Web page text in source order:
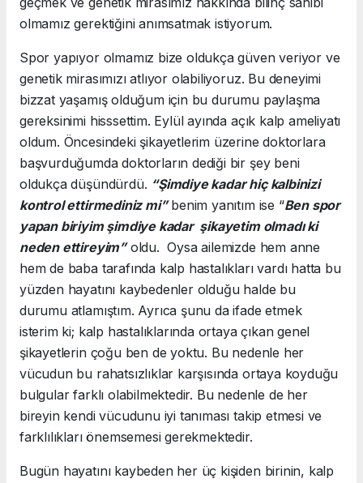
olmamız gerektiğini anımsatmak istiyorum.
Spor yapıyor olmamız bize oldukça güven veriyor ve
genetik mirasımızı atlıyor olabiliyoruz. Bu deneyimi
bizzat yaşamış olduğum için bu durumu paylaşma
gereksinimi hisssettim. Eylül ayında açık kalp ameliyatı
oldum. Öncesindeki şikayetlerim üzerine doktorlara
başvurduğumda doktorların dediği bir şey beni
oldukça düşündürdü. “Şimdiye kadar hiç kalbinizi
kontrol ettirmediniz mi”benim yanıtım ise “Ben spor
yapan biriyim şimdiye kadar şikayetim olmadı ki
neden ettireyim”oldu. Oysa ailemizde hem anne
hem de baba tarafında kalp hastalıkları vardı hatta bu
yüzden hayatını kaybedenler olduğu halde bu
durumu atlamıştım. Ayrıca şunu da ifade etmek
isterim ki; kalp hastalıklarında ortaya çıkan genel
şikayetlerin çoğu ben de yoktu. Bu nedenle her
vücudun bu rahatsızlıklar karşısında ortaya koyduğu
bulgular farklı olabilmektedir. Bu nedenle de her
bireyin kendi vücudunu iyi tanıması takip etmesi ve
farklılıkları önemsemesi gerekmektedir.
Bugün hayatını kaybeden her üç kişiden birinin, kalp